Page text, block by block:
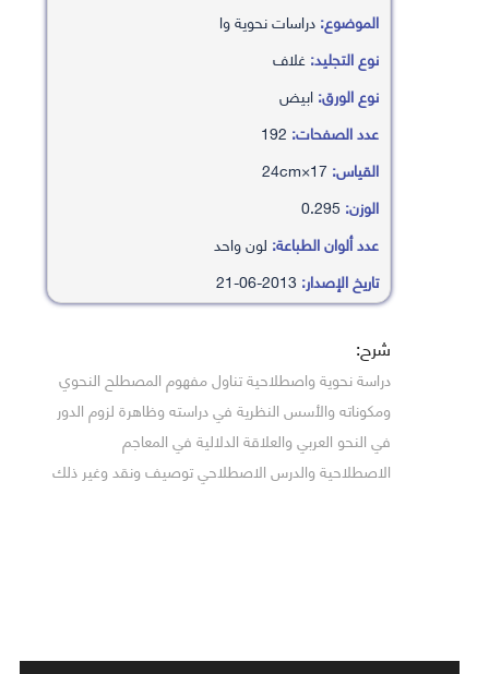
الموضوع:دراسات نحوية وا
نوع التجليد:غلاف
نوع الورق:ابيض
عدد الصفحات:
القياس:
الوزن:
عدد ألوان الطباعة: لون واحد
تاريخ الإصدار:
شرح:
دراسة نحوية واصطلاحية تناول مفهوم المصطلح النحوي
ومكوناته والأسس النظرية في دراسته وظاهرة لزوم الدور
في النحو العربي والعلاقة الدلالية في المعاجم
الاصطلاحية والدرس الاصطلاحي توصيف ونقد وغير ذلك